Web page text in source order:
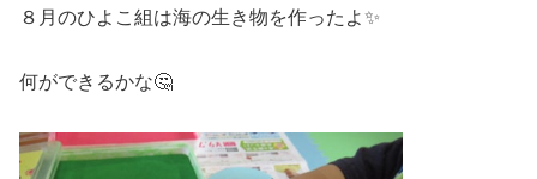
８月のひよこ組は海の生き物を作ったよ✨
何ができるかな🤔